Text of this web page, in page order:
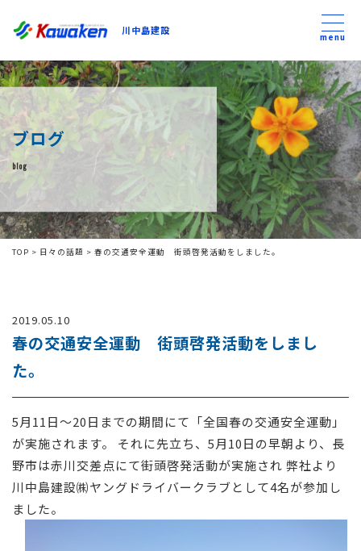
川中島建設
川中島建設
トップ
トピックス
事業内容
私たちについて
コンテンツ
お問い合わせ
menu
ブログ
blog
TOP > 日々の話題 > 春の交通安全運動 街頭啓発活動をしました。
2019.05.10
春の交通安全運動 街頭啓発活動をしまし
た。
5月11日～20日までの期間にて「全国春の交通安全運動」
が実施されます。 それに先立ち、5月10日の早朝より、長
野市は赤川交差点にて街頭啓発活動が実施され 弊社より
川中島建設㈱ヤングドライバークラブとして4名が参加し
ました。